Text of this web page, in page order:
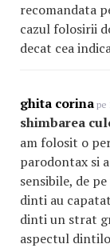
recomandata
cazul folosirii
decat cea
ghita corina pe
shimbarea
am folosit o
parodontax si
sensibile, de
dinti au
dinti un strat
aspectul